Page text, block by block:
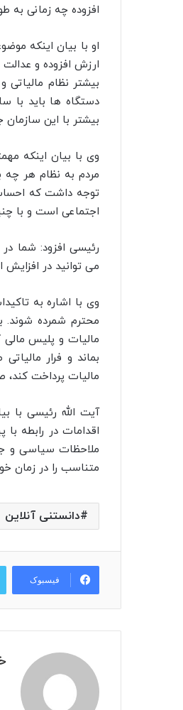
افزوده چه زمانی به
او با بیان اینکه
ارزش افزوده و
بیشتر نظام
دستگاه ها باید با
بیشتر با این
وی با بیان اینکه
مردم به نظام هر چه
توجه داشت که احساس
اجتماعی است و با
رئیسی افزود: شما در
می توانید در
وی با اشاره به
محترم شمرده شوند.
مالیات و پلیس مالی
بماند و فرار
مالیات پرداخت کند،
آیت الله رئیسی با
ملاحظات سیاسی و
متناسب را در زمان
دانستنی آنلاین
فیسبوک